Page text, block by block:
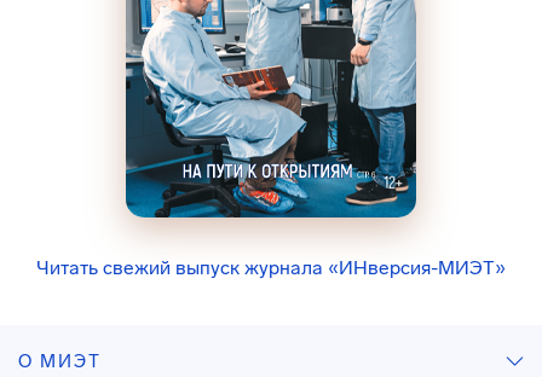
Читать свежий выпуск журнала «ИНверсия-МИЭТ»
О МИЭТ